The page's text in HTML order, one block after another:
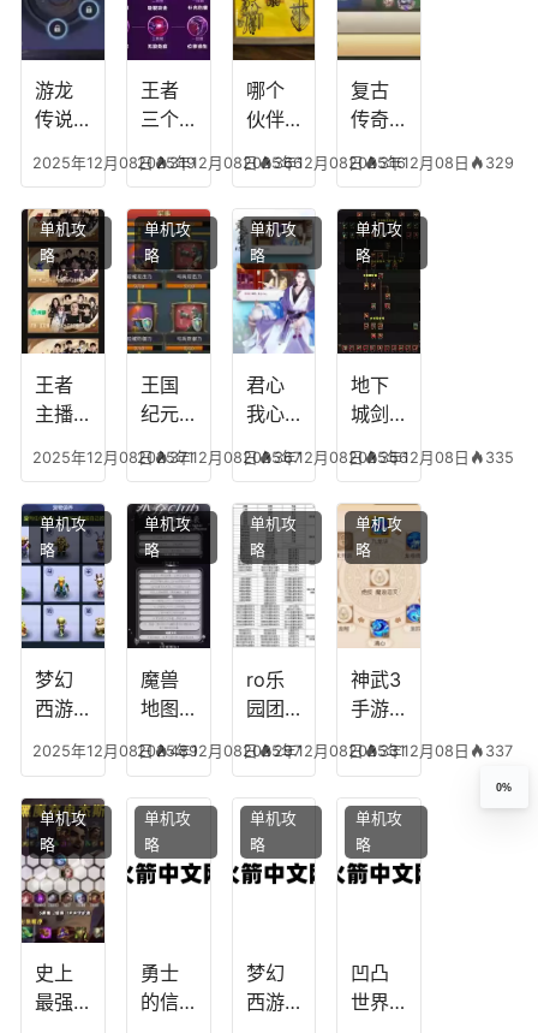
游龙
传说
能，
游龙
传说
多少
级能
挖矿
2025年12月08日 319
王者
三个
加
点，
王者
技能
可以
放三
个是
什么
模式
2025年12月08日 366
哪个
伙伴
心符
技
能，
失心
符命
中后
附加
五雷
2025年12月08日 316
复古
传奇
平民
搭配
阵
容，
复古
传奇
英雄
版哪
个组
合平
2025年12月08日 329
王者
主播
阵容
搭
配，
王者
最强
的主
播
2025年12月08日 371
单机攻
略
王国
纪元
搭
配，
王国
纪元
最强
2025年12月08日 367
单机攻
略
君心
我心
宫攻
略，
君心
我心
剧情
文本
2025年12月08日 356
单机攻
略
地下
城剑
能加
点
图，
地下
城剑
神用
什么
装备
2025年12月08日 335
单机攻
略
梦幻
西游
凡，
梦幻
十二
生肖
2025年12月08日 489
单机攻
略
魔兽
地图
任务
攻
略，
魔兽
世界
2025年12月08日 297
单机攻
略
ro乐
园团
附
魔，
乐园
团装
备任
2025年12月08日 331
单机攻
略
神武3
手游
辅助
技能
加
点，
神武
龙宫
怎么
2025年12月08日 337
单机攻
略
史上
最强
单机攻
略
勇士
的信
单机攻
略
梦幻
西游
单机攻
略
凹凸
世界
单机攻
略
0%